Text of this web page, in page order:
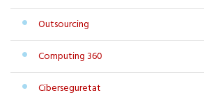
Outsourcing
Computing 360
Ciberseguretat